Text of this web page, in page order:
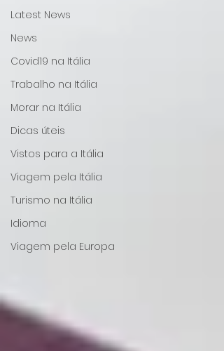
Latest News
News
Covid19 na Itália
Trabalho na Itália
Morar na Itália
Dicas úteis
Vistos para a Itália
Viagem pela Itália
Turismo na Itália
Idioma
Viagem pela Europa